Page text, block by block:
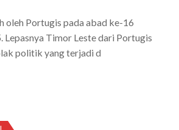
oleh Portugis pada abad ke-16
Lepasnya Timor Leste dari Portugis
politik yang terjadi d